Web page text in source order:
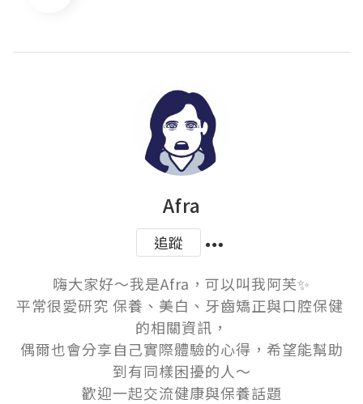
Afra
追蹤
嗨大家好～我是Afra，可以叫我阿芙✨
平常很愛研究 保養、美白、牙齒矯正與口腔保健
的相關資訊，
偶爾也會分享自己實際體驗的心得，希望能幫助
到有同樣困擾的人～
歡迎一起交流健康與保養話題